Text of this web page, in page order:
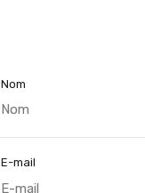
Nom
E-mail